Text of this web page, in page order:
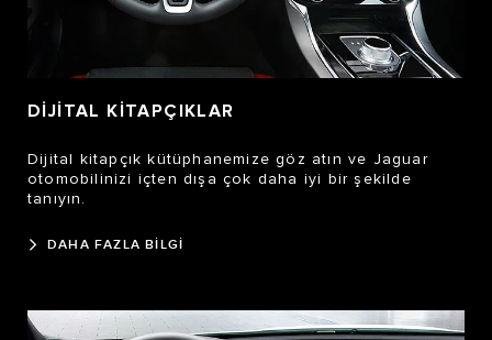
DİJİTAL KİTAPÇIKLAR
Dijital kitapçık kütüphanemize göz atın ve Jaguar
otomobilinizi içten dışa çok daha iyi bir şekilde
tanıyın.
DAHA FAZLA BİLGİ